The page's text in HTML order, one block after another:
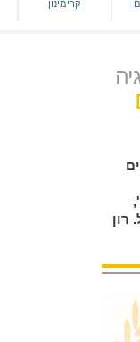
קרימינון
רון